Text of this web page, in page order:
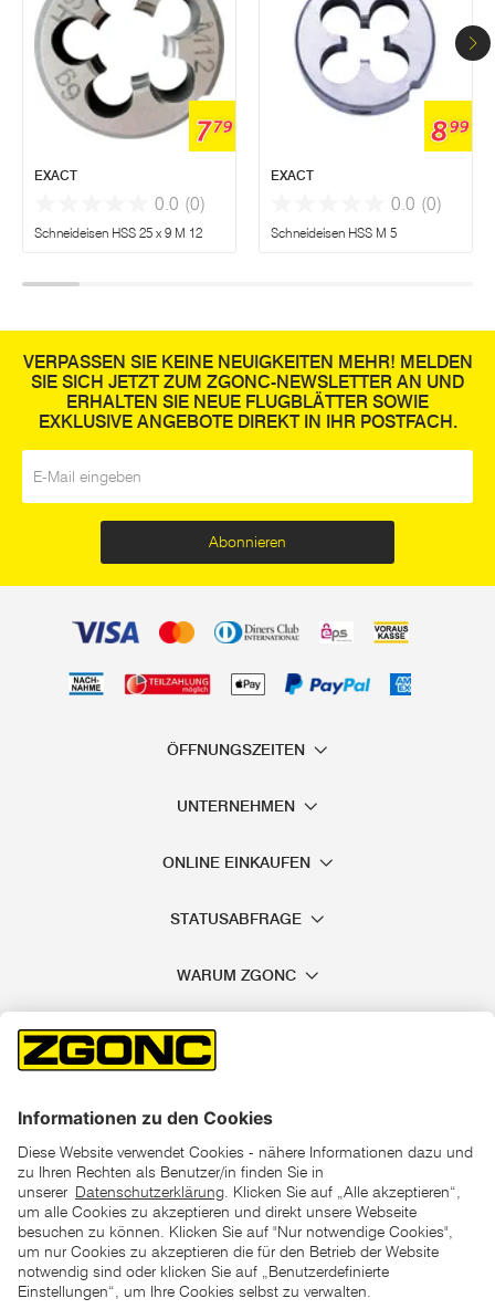
779
EXACT
0.0 (0)
Schneideisen HSS 25 x 9 M 12
899
EXACT
0.0 (0)
Schneideisen HSS M 5
VERPASSEN SIE KEINE NEUIGKEITEN MEHR! MELDEN
SIE SICH JETZT ZUM ZGONC-NEWSLETTER AN UND
ERHALTEN SIE NEUE FLUGBLÄTTER SOWIE
EXKLUSIVE ANGEBOTE DIREKT IN IHR POSTFACH.
Abonnieren
ÖFFNUNGSZEITEN
UNTERNEHMEN
ONLINE EINKAUFEN
STATUSABFRAGE
WARUM ZGONC
*der "statt"-Preis ist der niedrigste von uns in den letzten 30
Tagen vor Beginn dieser Aktion verlangte Preis
unter den UVP Preisen auf dieser Website sind die